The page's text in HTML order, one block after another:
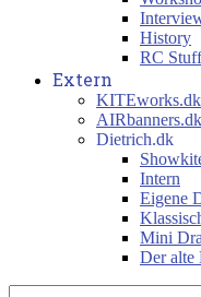
History
RC Stuff
Extern
KITEworks.dk
AIRbanners.dk
Dietrich.dk
Intern
Eigene
Mini
Der alte